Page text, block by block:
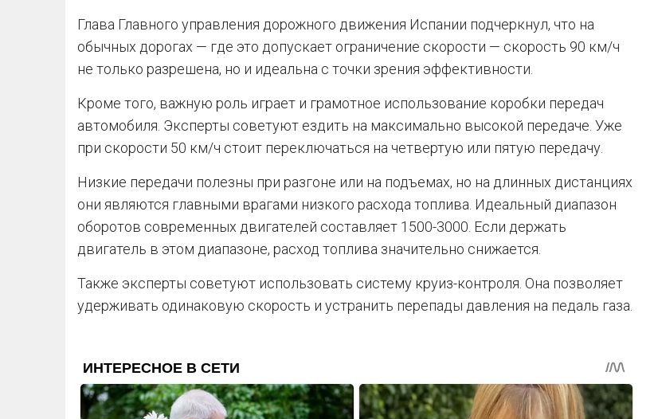
Глава Главного управления дорожного движения Испании подчеркнул, что на
обычных дорогах — где это допускает ограничение скорости — скорость 90 км/ч
не только разрешена, но и идеальна с точки зрения эффективности.
Кроме того, важную роль играет и грамотное использование коробки передач
автомобиля. Эксперты советуют ездить на максимально высокой передаче. Уже
при скорости 50 км/ч стоит переключаться на четвертую или пятую передачу.
Низкие передачи полезны при разгоне или на подъемах, но на длинных дистанциях
они являются главными врагами низкого расхода топлива. Идеальный диапазон
оборотов современных двигателей составляет 1500-3000. Если держать
двигатель в этом диапазоне, расход топлива значительно снижается.
Также эксперты советуют использовать систему круиз-контроля. Она позволяет
удерживать одинаковую скорость и устранить перепады давления на педаль газа.